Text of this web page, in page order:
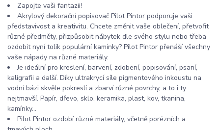
Zapojte vaši fantazii!
Akrylový dekorační popisovač Pilot Pintor podporuje vaši
představivost a kreativitu. Chcete změnit vaše oblečení, přetvořit
různé předměty, přizpůsobit nábytek dle svého stylu nebo třeba
ozdobit nyní tolik populární kamínky? Pilot Pintor přenáší všechny
vaše nápady na různé materiály.
Je ideální pro kreslení, barvení, zdobení, popisování, psaní,
kaligrafii a další. Díky ultrakrycí síle pigmentového inkoustu na
vodní bázi skvěle pokreslí a zbarví různé povrchy, a to i ty
nejtmavší. Papír, dřevo, sklo, keramika, plast, kov, tkanina,
kamínky...
Pilot Pintor ozdobí různé materiály, včetně porézních a